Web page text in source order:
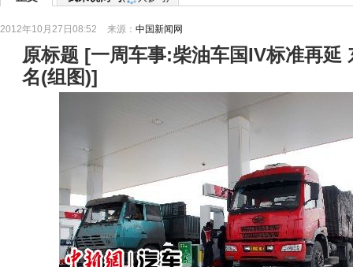
2012年10月27日08:52 来源： 中国新闻网
原标题 [一周车事:柴油车国IV标准再延
名(组图)]